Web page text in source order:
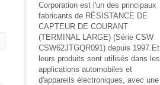
Corporation est l'un des principaux
fabricants de RÉSISTANCE DE
CAPTEUR DE COURANT
(TERMINAL LARGE) (Série CSW
CSW62JTGQR091) depuis 1997.Et
leurs produits sont utilisés dans les
applications automobiles et
d'appareils électroniques, avec une